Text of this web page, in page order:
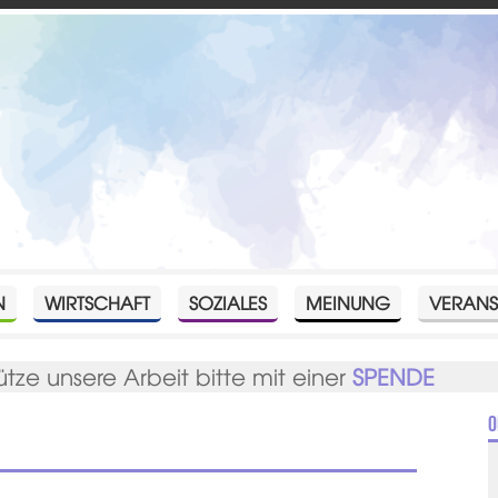
WIRTSCHAFT SOZIALES MEINUNG
unsere Arbeit bitte mit einerSPENDE